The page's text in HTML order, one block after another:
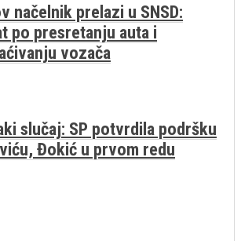
načelnik prelazi u SNSD:
po presretanju auta i
vozača
slučaj: SP potvrdila podršku
Đokić u prvom redu